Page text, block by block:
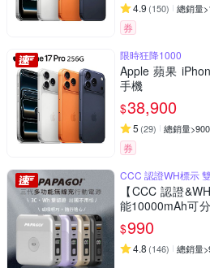
4.9 (150) 總銷量
券
限時狂降1000
Apple 蘋果
手機
$38,900
5 (29) 總銷量>900
券
CCC 認證WH標示
【CCC 認證
能10000mAh可
20-快
$990
4.8 (146) 總銷量